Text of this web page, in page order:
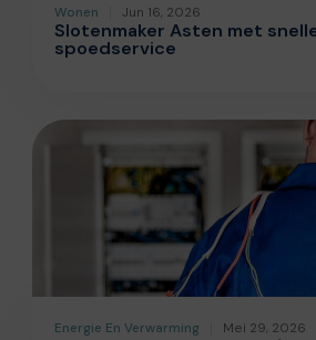
Wonen Jun 16, 2026
Slotenmaker Asten met
spoedservice
Energie En Verwarming Mei 29, 2026